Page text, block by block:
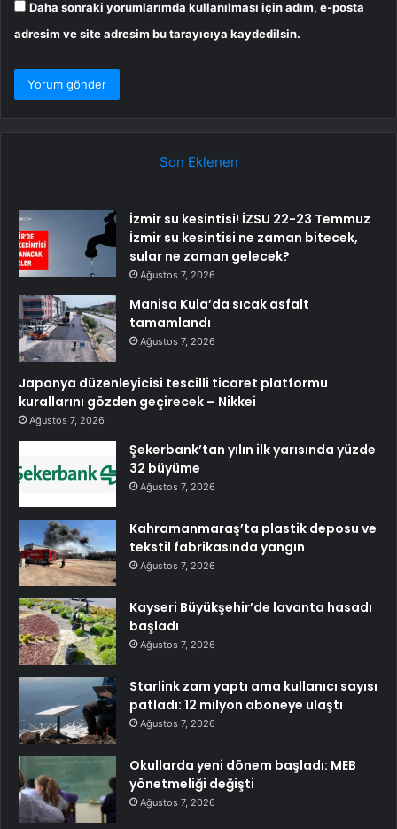
Daha sonraki yorumlarımda kullanılması için adım, e-posta
adresim ve site adresim bu tarayıcıya kaydedilsin.
Son Eklenen
İzmir su kesintisi! İZSU 22-23 Temmuz
İzmir su kesintisi ne zaman bitecek,
sular ne zaman gelecek?
Ağustos 7, 2026
Manisa Kula’da sıcak asfalt
tamamlandı
Ağustos 7, 2026
Japonya düzenleyicisi tescilli ticaret platformu
kurallarını gözden geçirecek – Nikkei
Ağustos 7, 2026
Şekerbank’tan yılın ilk yarısında yüzde
32 büyüme
Ağustos 7, 2026
Kahramanmaraş’ta plastik deposu ve
tekstil fabrikasında yangın
Ağustos 7, 2026
Kayseri Büyükşehir’de lavanta hasadı
başladı
Ağustos 7, 2026
Starlink zam yaptı ama kullanıcı sayısı
patladı: 12 milyon aboneye ulaştı
Ağustos 7, 2026
Okullarda yeni dönem başladı: MEB
yönetmeliği değişti
Ağustos 7, 2026